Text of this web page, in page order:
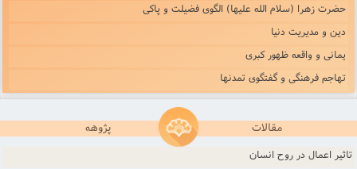
حضرت زهرا (سلام الله علیها) الگوی فضیلت و پاکی
دین و مدیریت دنیا
یمانی و واقعه ظهور کبری
تهاجم فرهنگی و گفتگوی تمدنها
مقالات پژوهه
تاثير اعمال در روح انسان